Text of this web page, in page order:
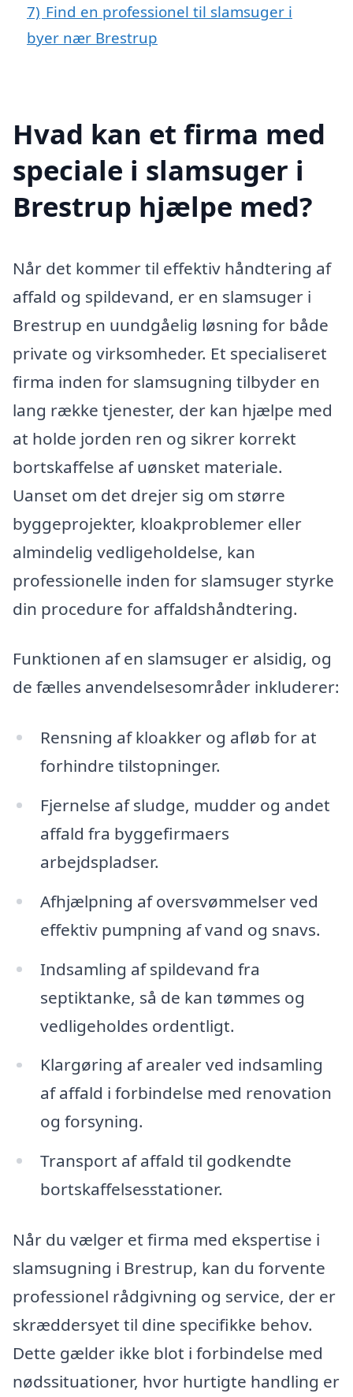
7) Find en professionel til slamsuger i
byer nær Brestrup
Hvad kan et firma med
speciale i slamsuger i
Brestrup hjælpe med?
Når det kommer til effektiv håndtering af
affald og spildevand, er en slamsuger i
Brestrup en uundgåelig løsning for både
private og virksomheder. Et specialiseret
firma inden for slamsugning tilbyder en
lang række tjenester, der kan hjælpe med
at holde jorden ren og sikrer korrekt
bortskaffelse af uønsket materiale.
Uanset om det drejer sig om større
byggeprojekter, kloakproblemer eller
almindelig vedligeholdelse, kan
professionelle inden for slamsuger styrke
din procedure for affaldshåndtering.
Funktionen af en slamsuger er alsidig, og
de fælles anvendelsesområder inkluderer:
Rensning af kloakker og afløb for at
forhindre tilstopninger.
Fjernelse af sludge, mudder og andet
affald fra byggefirmaers
arbejdspladser.
Afhjælpning af oversvømmelser ved
effektiv pumpning af vand og snavs.
Indsamling af spildevand fra
septiktanke, så de kan tømmes og
vedligeholdes ordentligt.
Klargøring af arealer ved indsamling
af affald i forbindelse med renovation
og forsyning.
Transport af affald til godkendte
bortskaffelsesstationer.
Når du vælger et firma med ekspertise i
slamsugning i Brestrup, kan du forvente
professionel rådgivning og service, der er
skræddersyet til dine specifikke behov.
Dette gælder ikke blot i forbindelse med
nødssituationer, hvor hurtigte handling er